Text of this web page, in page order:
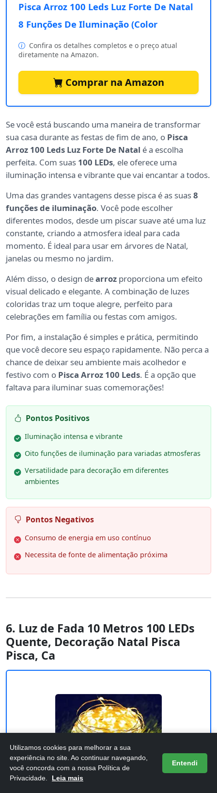
Pisca Arroz 100 Leds Luz Forte De Natal
8 Funções De Iluminação (Color
Confira os detalhes completos e o preço atual
diretamente na Amazon.
Comprar na Amazon
Se você está buscando uma maneira de transformar
sua casa durante as festas de fim de ano, o Pisca
Arroz 100 Leds Luz Forte De Natal é a escolha
perfeita. Com suas 100 LEDs, ele oferece uma
iluminação intensa e vibrante que vai encantar a todos.
Uma das grandes vantagens desse pisca é as suas8
funções de iluminação. Você pode escolher
diferentes modos, desde um piscar suave até uma luz
constante, criando a atmosfera ideal para cada
momento. É ideal para usar em árvores de Natal,
janelas ou mesmo no jardim.
Além disso, o design dearroz proporciona um efeito
visual delicado e elegante. A combinação de luzes
coloridas traz um toque alegre, perfeito para
celebrações em família ou festas com amigos.
Por fim, a instalação é simples e prática, permitindo
que você decore seu espaço rapidamente. Não perca a
chance de deixar seu ambiente mais acolhedor e
festivo com o Pisca Arroz 100 Leds. É a opção que
faltava para iluminar suas comemorações!
Pontos Positivos
Iluminação intensa e vibrante
Oito funções de iluminação para variadas atmosferas
Versatilidade para decoração em diferentes
ambientes
Pontos Negativos
Consumo de energia em uso contínuo
Necessita de fonte de alimentação próxima
6. Luz de Fada 10 Metros 100 LEDs
Quente, Decoração Natal Pisca
Pisca, Ca
Utilizamos cookies para melhorar a sua
experiência no site. Ao continuar navegando,
você concorda com a nossa Política de
Privacidade.
Leia mais
Entendi